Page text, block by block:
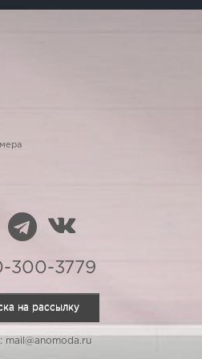
300-3779
на рассылку
mail@anomoda.ru